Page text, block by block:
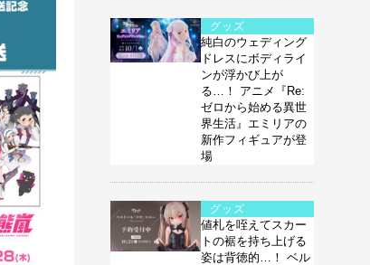
グッズ
純白のウェディング
ドレスにボディライ
ンが浮かび上が
る…！ アニメ『Re:
ゼロから始める異世
界生活』エミリアの
新作フィギュアが登
場
グッズ
値札を咥えてスカー
トの裾を持ち上げる
姿は背徳的…！ ベル